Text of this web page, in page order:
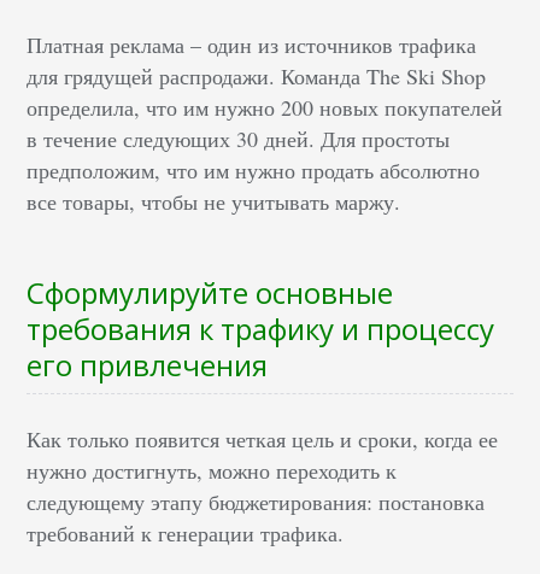
Платная реклама – один из источников трафика
для грядущей распродажи. Команда The Ski Shop
определила, что им нужно 200 новых покупателей
в течение следующих 30 дней. Для простоты
предположим, что им нужно продать абсолютно
все товары, чтобы не учитывать маржу.
Сформулируйте основные
требования к трафику и процессу
его привлечения
Как только появится четкая цель и сроки, когда ее
нужно достигнуть, можно переходить к
следующему этапу бюджетирования: постановка
требований к генерации трафика.